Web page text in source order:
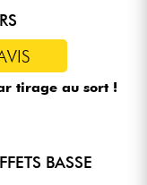
tirage au sort !
BASSE